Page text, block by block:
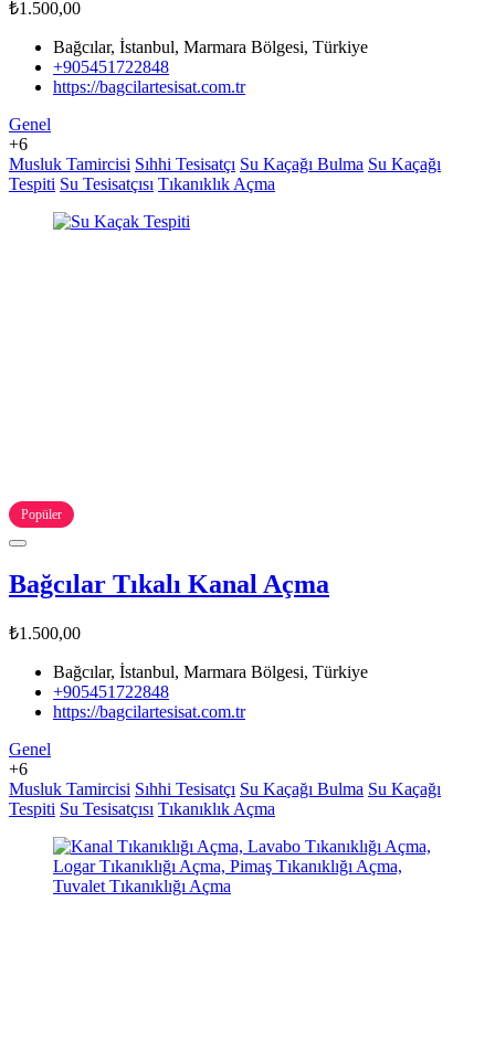
₺1.500,00
Bağcılar, İstanbul, Marmara Bölgesi, Türkiye
+905451722848
https://bagcilartesisat.com.tr
Genel
+6
Musluk Tamircisi Sıhhi Tesisatçı Su Kaçağı Bulma Su Kaçağı
Tespiti Su Tesisatçısı Tıkanıklık Açma
Popüler
Bağcılar Tıkalı Kanal Açma
₺1.500,00
Bağcılar, İstanbul, Marmara Bölgesi, Türkiye
+905451722848
https://bagcilartesisat.com.tr
Genel
+6
Musluk Tamircisi Sıhhi Tesisatçı Su Kaçağı Bulma Su Kaçağı
Tespiti Su Tesisatçısı Tıkanıklık Açma